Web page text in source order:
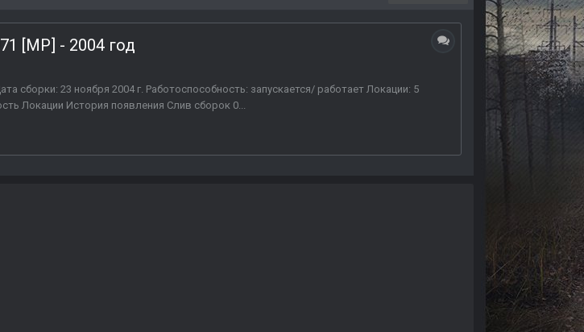
[MP] - 2004 год
сборки: 23 ноября 2004 г. Работоспособность: запускается/ работает Локации: 5
Локации История появления Слив сборок 0...